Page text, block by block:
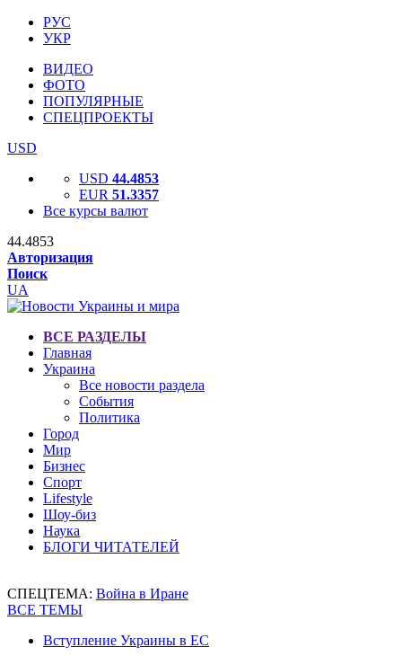
РУС
УКР
ВИДЕО
ФОТО
ПОПУЛЯРНЫЕ
СПЕЦПРОЕКТЫ
USD
USD 44.4853
EUR 51.3357
Все курсы валют
44.4853
Авторизация
Поиск
UA
ВСЕ РАЗДЕЛЫ
Главная
Украина
Все новости раздела
События
Политика
Город
Мир
Бизнес
Спорт
Lifestyle
Шоу-биз
Наука
БЛОГИ ЧИТАТЕЛЕЙ
СПЕЦТЕМА: Война в Иране
ВСЕ ТЕМЫ
Вступление Украины в ЕС